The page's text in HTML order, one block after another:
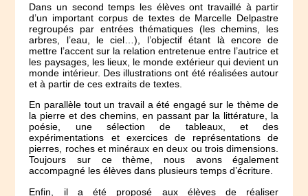
Dans un second temps les élèves ont travaillé à partir
d’un important corpus de textes de Marcelle Delpastre
regroupés par entrées thématiques (les chemins, les
arbres, l’eau, le ciel…), l’objectif étant là encore de
mettre l’accent sur la relation entretenue entre l’autrice et
les paysages, les lieux, le monde extérieur qui devient un
monde intérieur. Des illustrations ont été réalisées autour
et à partir de ces extraits de textes.
En parallèle tout un travail a été engagé sur le thème de
la pierre et des chemins, en passant par la littérature, la
poésie, une sélection de tableaux, et des
expérimentations et exercices de représentations de
pierres, roches et minéraux en deux ou trois dimensions.
Toujours sur ce thème, nous avons également
accompagné les élèves dans plusieurs temps d’écriture.
Enfin, il a été proposé aux élèves de réaliser